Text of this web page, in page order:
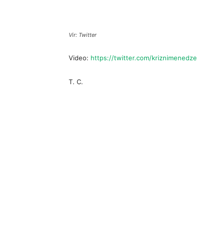
Vir: Twitter
Video: https://twitter.com/
T. C.